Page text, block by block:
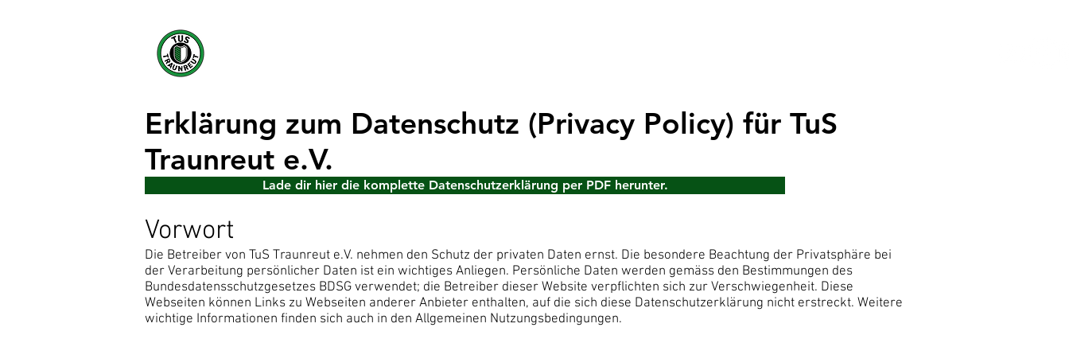
Erklärung zum Datenschutz (Privacy Policy) für TuS
Traunreut e.V.
Lade dir hier die komplette Datenschutzerklärung per PDF herunter.
Vorwort
Die Betreiber von TuS Traunreut e.V. nehmen den Schutz der privaten Daten ernst. Die besondere Beachtung der Privatsphäre bei
der Verarbeitung persönlicher Daten ist ein wichtiges Anliegen. Persönliche Daten werden gemäss den Bestimmungen des
Bundesdatensschutzgesetzes BDSG verwendet; die Betreiber dieser Website verpflichten sich zur Verschwiegenheit. Diese
Webseiten können Links zu Webseiten anderer Anbieter enthalten, auf die sich diese Datenschutzerklärung nicht erstreckt. Weitere
wichtige Informationen finden sich auch in den Allgemeinen Nutzungsbedingungen.